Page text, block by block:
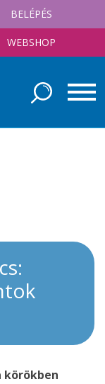
BELÉPÉS
WEBSHOP
körökben